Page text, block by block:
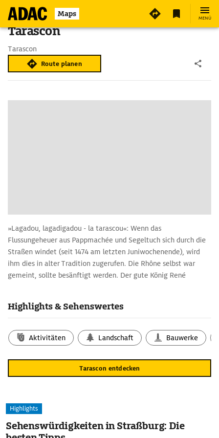
Maps MENÜ
Tarascon
Tarascon
Route planen
»Lagadou, lagadigadou - la tarascou«: Wenn das
Flussungeheuer aus Pappmachée und Segeltuch sich durch die
Straßen windet (seit 1474 am letzten Juniwochenende), wird
ihm dies in alter Tradition zugerufen. Die Rhône selbst war
gemeint, sollte besänftigt werden. Der gute König René
Burg. Auf diesem exponierten Platz hatten schon die Römer ein
Dachterrasse schweift der Blick über den Fluss und das
jenseitige Ufer, wo die berühmte Messe von Beaucaire ihren
Budenzauber entfaltet.
Eine lokale Spezialität und Gaumenfreude sind die
Highlights & Sehenswertes
Aktivitäten Landschaft Bauwerke
Tarascon entdecken
Highlights
Sehenswürdigkeiten in Straßburg: Die